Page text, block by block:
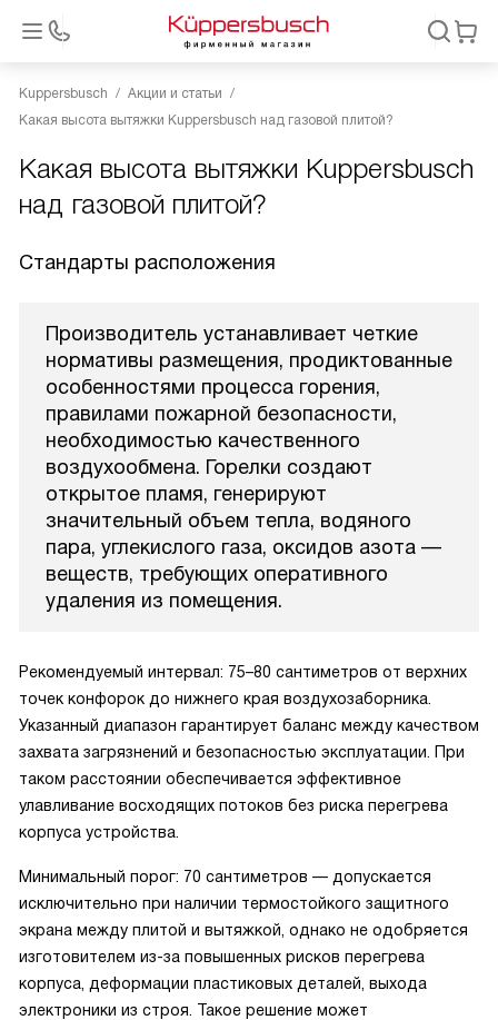
Kuppersbusch
Акции и статьи
Какая высота вытяжки Kuppersbusch над газовой плитой?
Какая высота вытяжки Kuppersbusch
над газовой плитой?
Стандарты расположения
Производитель устанавливает четкие
нормативы размещения, продиктованные
особенностями процесса горения,
правилами пожарной безопасности,
необходимостью качественного
воздухообмена. Горелки создают
открытое пламя, генерируют
значительный объем тепла, водяного
пара, углекислого газа, оксидов азота —
веществ, требующих оперативного
удаления из помещения.
Рекомендуемый интервал: 75–80 сантиметров от верхних
точек конфорок до нижнего края воздухозаборника.
Указанный диапазон гарантирует баланс между качеством
захвата загрязнений и безопасностью эксплуатации. При
таком расстоянии обеспечивается эффективное
улавливание восходящих потоков без риска перегрева
корпуса устройства.
Минимальный порог: 70 сантиметров — допускается
исключительно при наличии термостойкого защитного
экрана между плитой и вытяжкой, однако не одобряется
изготовителем из-за повышенных рисков перегрева
корпуса, деформации пластиковых деталей, выхода
электроники из строя. Такое решение может